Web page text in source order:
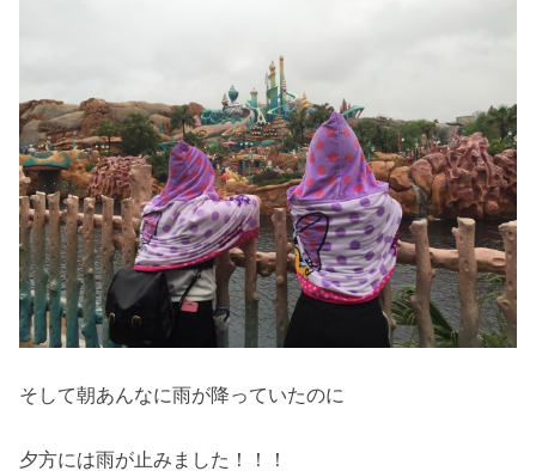
そして朝あんなに雨が降っていたのに
夕方には雨が止みました！！！